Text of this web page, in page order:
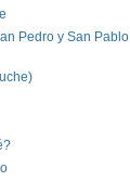
Pedro y San Pablo